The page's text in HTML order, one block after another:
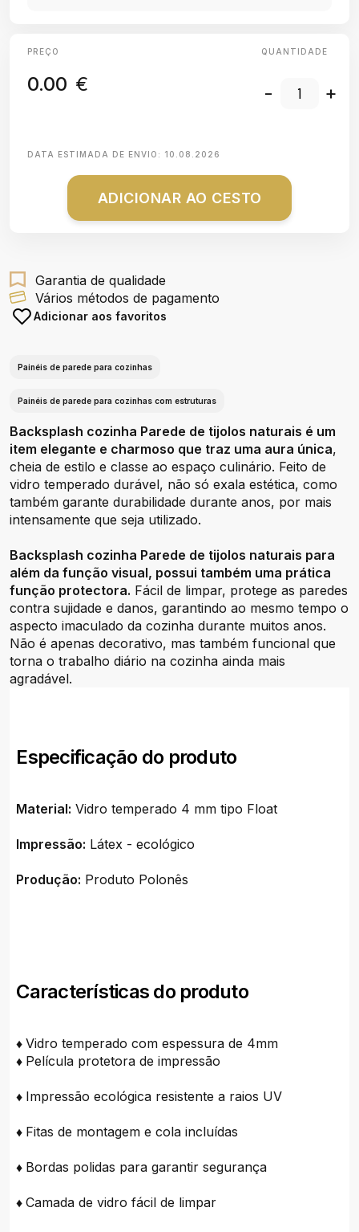
PREÇO
0.00 €
QUANTIDADE
- +
DATA ESTIMADA DE ENVIO: 10.08.2026
ADICIONAR AO CESTO
Garantia de qualidade
Vários métodos de pagamento
Adicionar aos favoritos
Painéis de parede para cozinhas
Painéis de parede para cozinhas com estruturas
Backsplash cozinha Parede de tijolos naturais é um
item elegante e charmoso que traz uma aura única,
cheia de estilo e classe ao espaço culinário. Feito de
vidro temperado durável, não só exala estética, como
também garante durabilidade durante anos, por mais
intensamente que seja utilizado.
Backsplash cozinha Parede de tijolos naturais para
além da função visual, possui também uma prática
função protectora. Fácil de limpar, protege as paredes
contra sujidade e danos, garantindo ao mesmo tempo o
aspecto imaculado da cozinha durante muitos anos.
Não é apenas decorativo, mas também funcional que
torna o trabalho diário na cozinha ainda mais
agradável.
Especificação do produto
Material: Vidro temperado 4 mm tipo Float
Impressão: Látex - ecológico
Produção: Produto Polonês
Características do produto
♦Vidro temperado com espessura de 4mm
♦ Película protetora de impressão
♦ Impressão ecológica resistente a raios UV
♦ Fitas de montagem e cola incluídas
♦ Bordas polidas para garantir segurança
♦Camada de vidro fácil de limpar